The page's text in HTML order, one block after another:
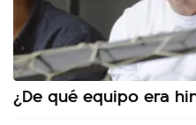
¿De qué equipo era